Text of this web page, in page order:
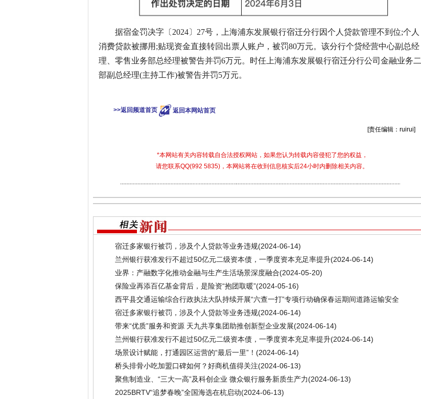
据宿金罚决字〔2024〕27号，上海浦东发展银行宿迁分行因个人贷款管理不到位;个人
消费贷款被挪用;贴现资金直接转回出票人账户，被罚80万元。该分行个贷经营中心副总经
理、零售业务部总经理被警告并罚6万元。时任上海浦东发展银行宿迁分行公司金融业务二
部副总经理(主持工作)被警告并罚5万元。
>>返回频道首页 返回本网站首页
[责任编辑：ruirui]
*本网站有关内容转载自合法授权网站，如果您认为转载内容侵犯了您的权益，
请您联系QQ(992 5835)，本网站将在收到信息核实后24小时内删除相关内容。
宿迁多家银行被罚，涉及个人贷款等业务违规(2024-06-14)
兰州银行获准发行不超过50亿元二级资本债，一季度资本充足率提升(2024-06-14)
业界：产融数字化推动金融与生产生活场景深度融合(2024-05-20)
保险业再添百亿基金背后，是险资“抱团取暖”(2024-05-16)
​西平县交通运输综合行政执法大队持续开展“六查一打”专项行动确保春运期间道路运输安全
(2024-02-05)
宿迁多家银行被罚，涉及个人贷款等业务违规(2024-06-14)
带来“优质”服务和资源 天九共享集团助推创新型企业发展(2024-06-14)
兰州银行获准发行不超过50亿元二级资本债，一季度资本充足率提升(2024-06-14)
场景设计赋能，打通园区运营的“最后一里”！ (2024-06-14)
桥头排骨小吃加盟口碑如何？好商机值得关注(2024-06-13)
聚焦制造业、“三大一高”及科创企业 微众银行服务新质生产力(2024-06-13)
2025BRTV“追梦春晚”全国海选在杭启动(2024-06-13)